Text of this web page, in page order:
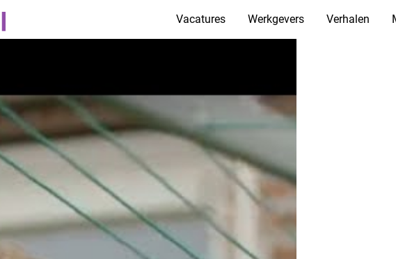
Vacatures Werkgevers Verhalen